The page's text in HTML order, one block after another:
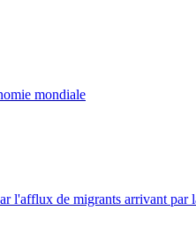
mondiale
l'afflux de migrants arrivant par